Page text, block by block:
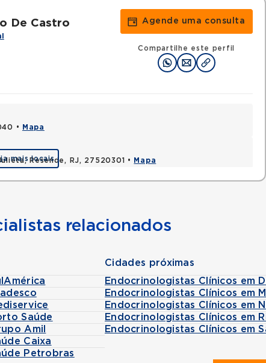
De Castro Agende uma consulta
Compartilhe este perfil
• Mapa
Resende, RJ, 27520301 • Mapa
mais locais
relacionados
Saúde
Amil
Caixa
Petrobras
Cidades próximas
Endocrinologistas Clínicos em
Endocrinologistas Clínicos em
Endocrinologistas Clínicos em
Endocrinologistas Clínicos em
Endocrinologistas Clínicos em